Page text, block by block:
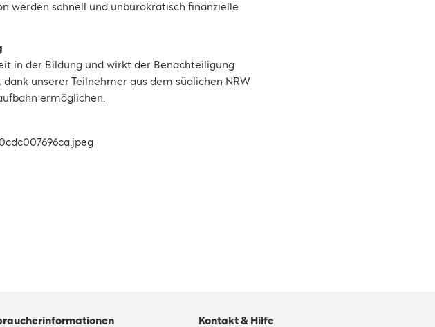
werden schnell und unbürokratisch finanzielle
in der Bildung und wirkt der Benachteiligung
unserer Teilnehmer aus dem südlichen NRW
ermöglichen.
Kontakt & Hilfe